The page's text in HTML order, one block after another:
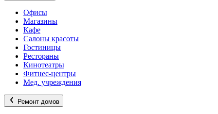
Офисы
Магазины
Кафе
Салоны красоты
Гостиницы
Рестораны
Кинотеатры
Фитнес-центры
Мед. учреждения
Ремонт домов